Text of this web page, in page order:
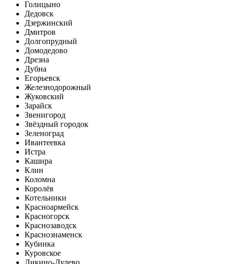
Голицыно
Дедовск
Дзержинский
Дмитров
Долгопрудный
Домодедово
Дрезна
Дубна
Егорьевск
Железнодорожный
Жуковский
Зарайск
Звенигород
Звёздный городок
Зеленоград
Ивантеевка
Истра
Кашира
Клин
Коломна
Королёв
Котельники
Красноармейск
Красногорск
Краснозаводск
Краснознаменск
Кубинка
Куровское
Ликино-Дулево